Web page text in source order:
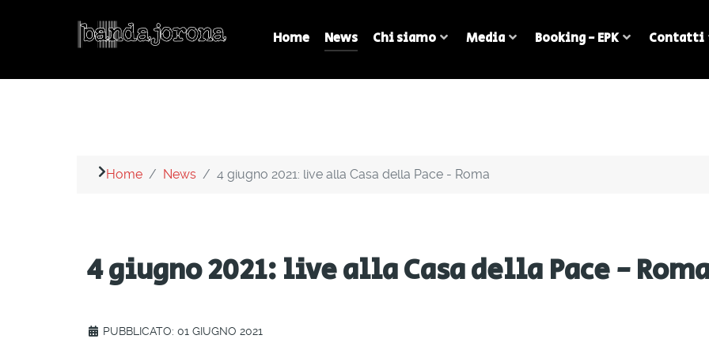
Home News Chi siamo Media Booking - EPK Contatti
Home News 4 giugno 2021: live alla Casa della Pace - Roma
4 giugno 2021: live alla Casa della Pace -
PUBBLICATO: 01 GIUGNO 2021